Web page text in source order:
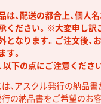
は、配送の都合上、個人
ください。※大変申し訳
となります。ご注文後、
す。
以下の点にご注意ください
、アスクル発行の納品
の納品書をご希望のお